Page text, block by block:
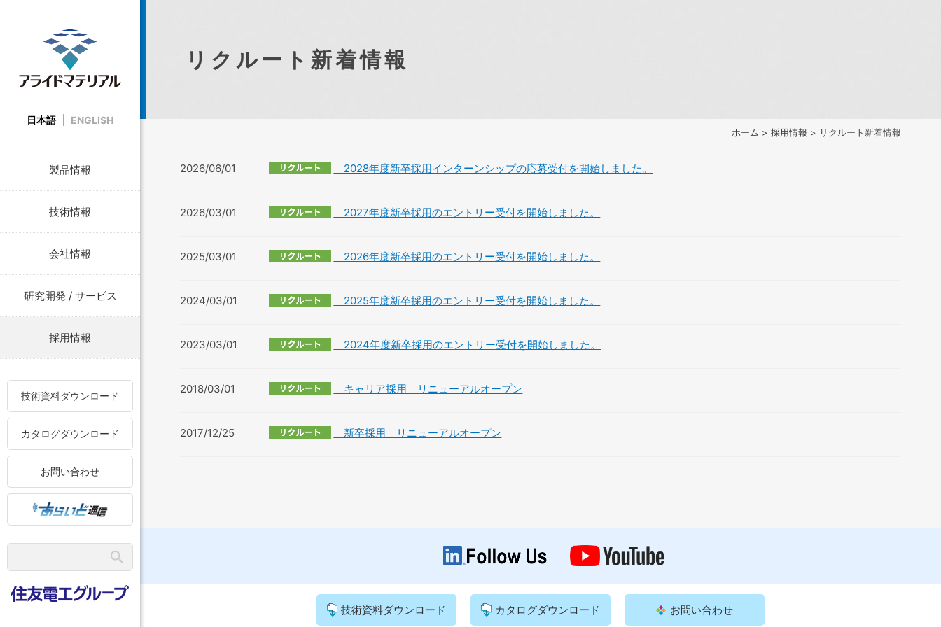
日本語 ENGLISH
製品情報
技術情報
会社情報
研究開発 / サービス
採用情報
技術資料ダウンロード
カタログダウンロード
お問い合わせ
ホーム > 採用情報 > リクルート新着情報
リクルート新着情報
2026/06/01 2028年度新卒採用インターンシップの応募受付を開始しました。
2026/03/01 2027年度新卒採用のエントリー受付を開始しました。
2025/03/01 2026年度新卒採用のエントリー受付を開始しました。
2024/03/01 2025年度新卒採用のエントリー受付を開始しました。
2023/03/01 2024年度新卒採用のエントリー受付を開始しました。
2018/03/01 キャリア採用 リニューアルオープン
2017/12/25 新卒採用 リニューアルオープン
技術資料ダウンロード カタログダウンロード お問い合わせ